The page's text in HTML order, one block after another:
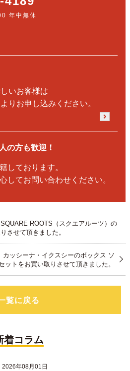
年中無休
いお客様は
りお申し込みください。
の方も歓迎！
しております。
してお問い合わせください。
ROOTS（スクエアルーツ）の
させて頂きました。
ッシーナ・イクスシーのボックス ソ
ットをお買い取りさせて頂きました。
覧に戻る
着コラム
2026年08月01日